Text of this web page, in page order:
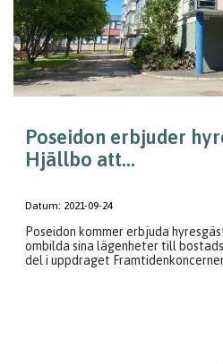
Poseidon erbjuder
Hjällbo att...
Datum: 2021-09-24
Poseidon kommer erbjuda
ombilda sina lägenheter till
del i uppdraget